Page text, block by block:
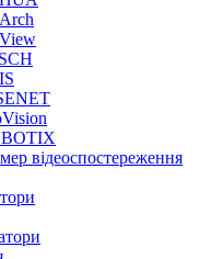
відеоспостереження